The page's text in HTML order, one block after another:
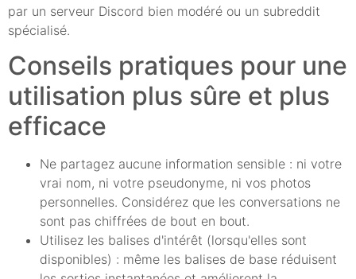
par un serveur Discord bien modéré ou un subreddit
spécialisé.
Conseils pratiques pour une
utilisation plus sûre et plus
efficace
Ne partagez aucune information sensible : ni votre
vrai nom, ni votre pseudonyme, ni vos photos
personnelles. Considérez que les conversations ne
sont pas chiffrées de bout en bout.
Utilisez les balises d'intérêt (lorsqu'elles sont
disponibles) : même les balises de base réduisent